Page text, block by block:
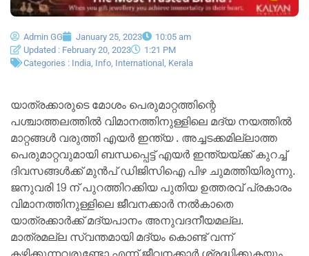
Admin GG January 25, 2023
10:05 am
Updated : February 20, 2023
1:21 PM
Categories : India Info International Kerala
യാത്രക്കാരുടെ മോശം പെരുമാറ്റത്തിന്റെ
പശ്ചാത്തലത്തില്‍ വിമാനത്തിനുള്ളിലെ മദ്യ നയത്തില്‍
മാറ്റങ്ങള്‍ വരുത്തി എയര്‍ ഇന്ത്യ . അച്ചടക്കമില്ലാത്ത
പെരുമാറ്റവുമായി ബന്ധപ്പെട്ട് എയര്‍ ഇന്ത്യയ്ക്ക് കുറച്ച്
ദിവസങ്ങൾക്ക് മുന്‍പ് ഡിജിസിഐ പിഴ ചുമത്തിയിരുന്നു.
ജനുവരി 19 ന് പുറത്തിറക്കിയ പുതിയ ഉത്തരവ് പ്രകാരം
വിമാനത്തിനുള്ളിലെ ജീവനക്കാര്‍ നല്‍കാതെ
യാത്രക്കാർക്ക് മദ്യപാനം അനുവദനീയമല്ല.
മാത്രമല്ല സ്വന്തമായി മദ്യം കൊണ്ട് വന്ന്